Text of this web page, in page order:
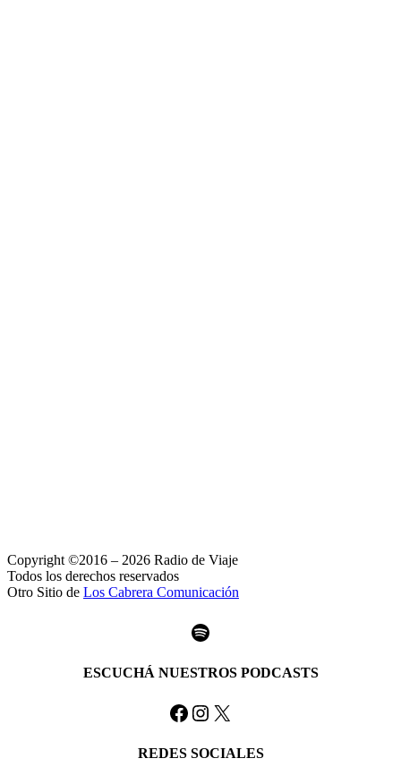
Copyright ©2016 – 2026 Radio de Viaje
Todos los derechos reservados
Otro Sitio de Los Cabrera Comunicación
Spotify
ESCUCHÁ NUESTROS PODCASTS
Facebook
Instagram
X
REDES SOCIALES